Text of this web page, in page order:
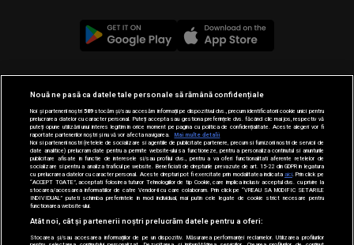
© 2019-2026 DOGAN MEDIA INTERNATIONAL SA, Toate
drepturile rezervate.
Nouă ne pasă ca datele tale personale să rămână confidențiale
Noi și partenerii noștri589stocăm și/sau accesăm informații pe dispozitivul dvs., precum identificatorii cookie unici pentru
prelucrarea datelor cu caracter personal. Puteți accepta sau gestiona preferințele dvs. făcând clic mai jos, respectiv vă
puteți opune utilizării unui interes legitim în orice moment pe pagina cu politica de confidențialitate. Aceste alegeri vor fi
raportate partenerilor noștri și nu vă vor afecta navigarea.
Mai multe detalii
Noi si partenerii nostri (retelele de socializare si agentiile de publicitate partenere, precum si furnizorii nostri de servicii de
date analitice) prelucram date pentru a permite website-ului sa functioneze, pentru a personaliza continutul si anunturile
publicitare afisate in functie de interesele si/sau profilul dvs., pentru a va oferi functionalitati aferente retelelor de
socializare si pentru a analiza traficul pe website. Beneficiati de drepturile prevazute de art. 15-22 din GDPR in legatura
cu prelucrarea datelor cu caracter personal. Aceste drepturi pot fi exercitate prin modalitatea indicataaici . Prin click pe
“ACCEPT TOATE”, acceptati folosirea tuturor Tehnologiilor de tip Cookie, care implica inclusiv acceptul dvs. cu privire la
stocarea/accesarea informatiilor de catre Vendor-ii cu care colaboram. Prin click pe “VREAU SA MODIFIC SETARILE
INDIVIDUAL” puteti schimba preferintele in mod individual, mai putin cele legate de cookie strict necesare pentru
functionarea website-ului.
Atât noi, cât și partenerii noștri prelucrăm datele pentru a oferi:
Stocarea și/sau accesarea informațiilor de pe un dispozitiv. Măsurarea performanței reclamelor. Utilizarea profilurilor